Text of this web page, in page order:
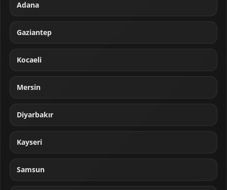
Adana
Gaziantep
Kocaeli
Mersin
Diyarbakır
Kayseri
Samsun